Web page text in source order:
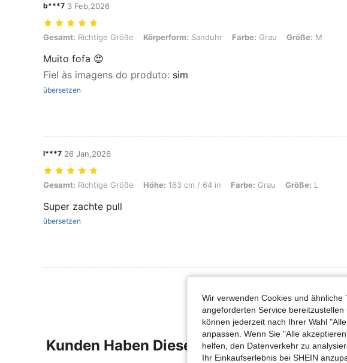
b***7 3 Feb,2026
Gesamt: Richtige Größe, Körperform: Sanduhr, Farbe: Grau, Größe: M
Gesamt: Richtige Größe Körperform: Sanduhr Farbe: Grau Größe: M
Muito fofa 😍
Fiel às imagens do produto: sim
übersetzen
l***7 26 Jan,2026
Gesamt: Richtige Größe, Höhe: 163 cm / 64 in, Farbe: Grau, Größe: L
Gesamt: Richtige Größe Höhe: 163 cm / 64 in Farbe: Grau Größe: L
Super zachte pull
übersetzen
Kunden Haben Diese Artikel Auch
Wir verwenden Cookies und
angeforderten Service
können jederzeit nach Ihrer Wahl
anpassen. Wenn Sie "Alle
helfen, den Datenverkehr zu
Ihr Einkaufserlebnis bei SHEIN